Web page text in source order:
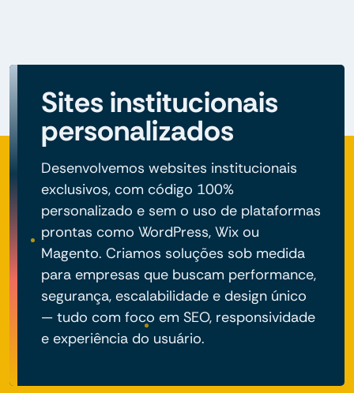
Sites institucionais
personalizados
Desenvolvemos websites institucionais
exclusivos, com código 100%
personalizado e sem o uso de plataformas
prontas como WordPress, Wix ou
Magento. Criamos soluções sob medida
para empresas que buscam performance,
segurança, escalabilidade e design único
— tudo com foco em SEO, responsividade
e experiência do usuário.